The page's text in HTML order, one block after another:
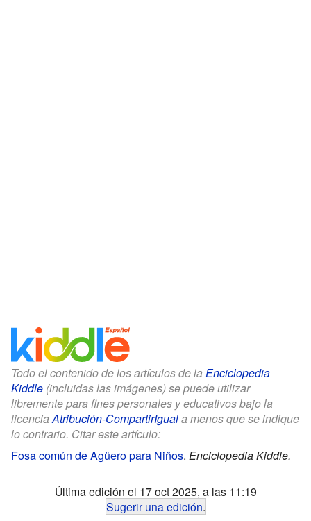
Todo el contenido de los artículos de la Enciclopedia
Kiddle (incluidas las imágenes) se puede utilizar
libremente para fines personales y educativos bajo la
licenciaAtribución-CompartirIguala menos que se indique
lo contrario. Citar este artículo:
Fosa común de Agüero para Niños. Enciclopedia Kiddle.
Última edición el 17 oct 2025, a las 11:19
Sugerir una edición.